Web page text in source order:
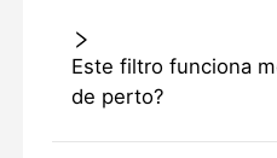
Este filtro funciona
de perto?